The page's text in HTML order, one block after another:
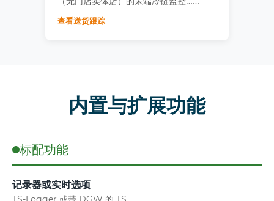
查看送货跟踪
内置与扩展功能
标配功能
记录器或实时选项